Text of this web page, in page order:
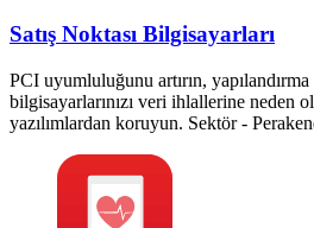
Satış Noktası Bilgisayarları
PCI uyumluluğunu artırın,
bilgisayarlarınızı veri ihlallerine neden
yazılımlardan koruyun. Sektör -